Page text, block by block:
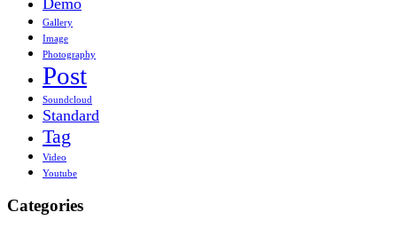
Gallery
Image
Photography
Post
Soundcloud
Standard
Tag
Video
Youtube
Categories